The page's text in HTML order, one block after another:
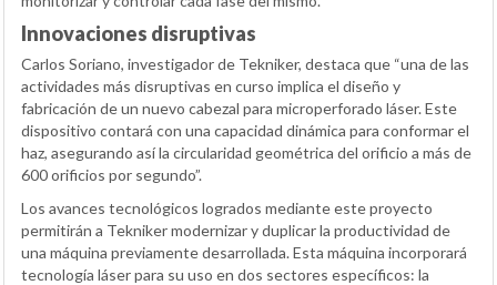
Innovaciones disruptivas
Carlos Soriano, investigador de Tekniker, destaca que “una de las
actividades más disruptivas en curso implica el diseño y
fabricación de un nuevo cabezal para microperforado láser. Este
dispositivo contará con una capacidad dinámica para conformar el
haz, asegurando así la circularidad geométrica del orificio a más de
600 orificios por segundo”.
Los avances tecnológicos logrados mediante este proyecto
permitirán a Tekniker modernizar y duplicar la productividad de
una máquina previamente desarrollada. Esta máquina incorporará
tecnología láser para su uso en dos sectores específicos: la